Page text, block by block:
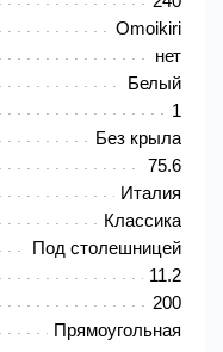
Omoikiri
нет
Белый
1
Без крыла
75.6
Италия
Классика
Под столешницей
11.2
200
Прямоугольная